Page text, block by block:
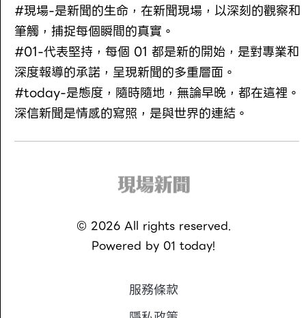
#現場-是新聞的生命，在新聞現場，以深刻的觀察和
筆觸，捕捉每個瞬間的真實。
#01-代表堅持，每個 01 都是新的開始，是對專業和
深度報導的承諾，呈現新聞的多重層面。
#today-是態度，隨時隨地，無論早晚，都在這裡。
深信新聞是情感的寫照，是與世界的連結。
© 2026All rights reserved.
Powered by 01 today!
服務條款